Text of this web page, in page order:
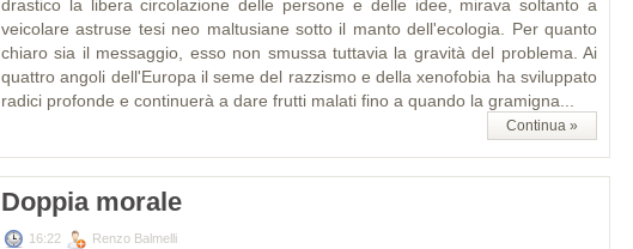
drastico la libera circolazione delle persone e delle idee, mirava soltanto a
veicolare astruse tesi neo maltusiane sotto il manto dell'ecologia. Per quanto
chiaro sia il messaggio, esso non smussa tuttavia la gravità del problema. Ai
quattro angoli dell'Europa il seme del razzismo e della xenofobia ha sviluppato
radici profonde e continuerà a dare frutti malati fino a quando la gramigna...
Continua »
Doppia morale
16:22 Renzo Balmelli